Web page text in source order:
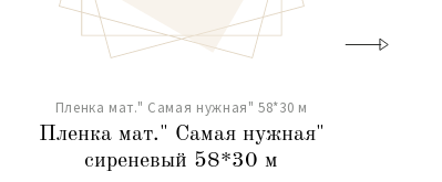
Пленка мат." Самая нужная" 58*30 м
Пленка мат." Самая нужная"
сиреневый 58*30 м